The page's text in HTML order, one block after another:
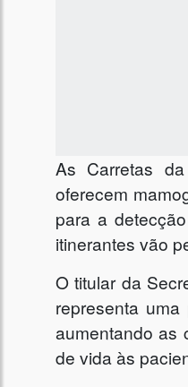
As Carretas
oferecem
para a
itinerantes vão
O titular da
representa
aumentando as
de vida às